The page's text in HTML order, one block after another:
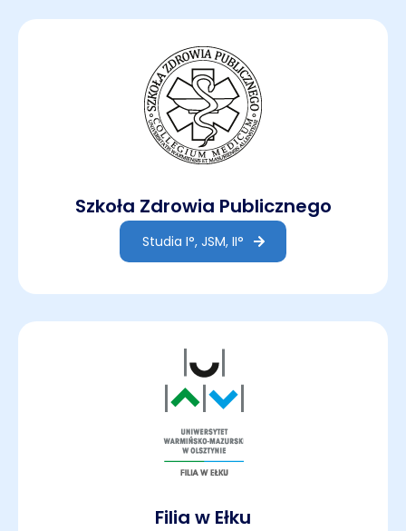
Szkoła Zdrowia Publicznego
Studia I°, JSM, II°
Filia w Ełku